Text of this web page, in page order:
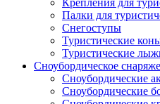
Крепления для
Палки для
Снегоступы
Туристические
Туристические
Сноубордическое
Сноубордические
Сноубордические